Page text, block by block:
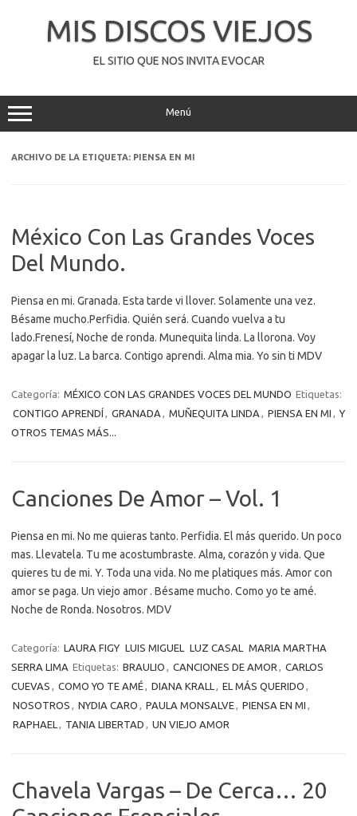
contenidoMIS DISCOS VIEJOS
EL SITIO QUE NOS INVITA EVOCAR
Menú
ARCHIVO DE LA ETIQUETA: PIENSA EN MI
México Con Las Grandes Voces
Del Mundo.
Piensa en mi. Granada. Esta tarde vi llover. Solamente una vez.
Bésame mucho.Perfidia. Quién será. Cuando vuelva a tu
lado.Frenesí, Noche de ronda. Munequita linda. La llorona. Voy
apagar la luz. La barca. Contigo aprendi. Alma mia. Yo sin ti MDV
Categoría: MÉXICO CON LAS GRANDES VOCES DEL MUNDO Etiquetas:
CONTIGO APRENDÍ , GRANADA , MUÑEQUITA LINDA , PIENSA EN MI , Y
OTROS TEMAS MÁS...
Canciones De Amor – Vol. 1
Piensa en mi. No me quieras tanto. Perfidia. El más querido. Un poco
mas. Llevatela. Tu me acostumbraste. Alma, corazón y vida. Que
quieres tu de mi. Y. Toda una vida. No me platiques más. Amor con
amor se paga. Un viejo amor . Bésame mucho. Como yo te amé.
Noche de Ronda. Nosotros. MDV
Categoría: LAURA FIGY LUIS MIGUEL LUZ CASAL
MARIA MARTHA
SERRA LIMA Etiquetas: BRAULIO , CANCIONES DE AMOR , CARLOS
CUEVAS , COMO YO TE AMÉ, DIANA KRALL , EL MÁS QUERIDO ,
NOSOTROS , NYDIA CARO , PAULA MONSALVE, PIENSA EN MI ,
RAPHAEL , TANIA LIBERTAD , UN VIEJO AMOR
Chavela Vargas – De Cerca… 20